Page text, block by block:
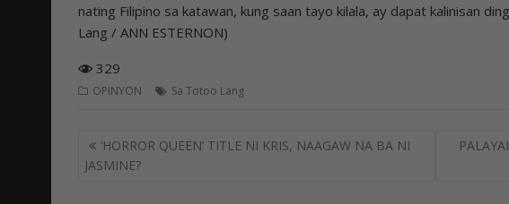
nating Filipino sa katawan, kung saan tayo kilala, ay dapat kalinisan
Lang / ANN ESTERNON)
329
OPINYON Sa Totoo Lang
Post
navigation
‘HORROR QUEEN’ TITLE NI KRIS, NAAGAW NA BA NI
JASMINE?